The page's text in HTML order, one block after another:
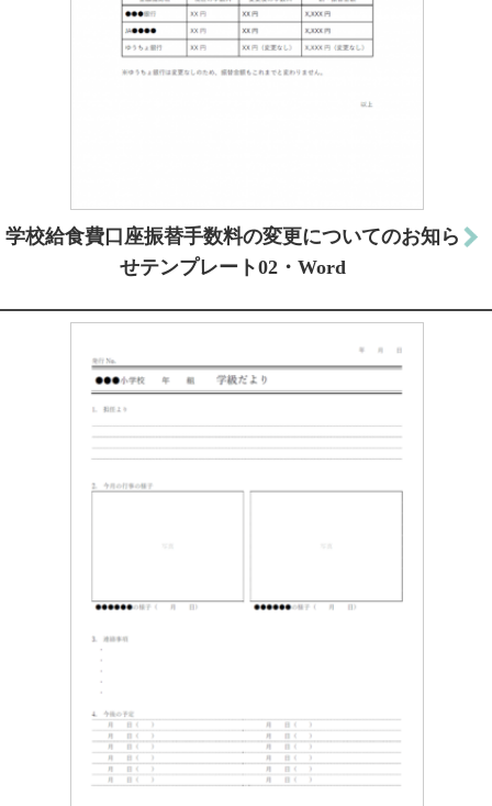
学校給食費口座振替手数料の変更についてのお知ら
せテンプレート02・Word